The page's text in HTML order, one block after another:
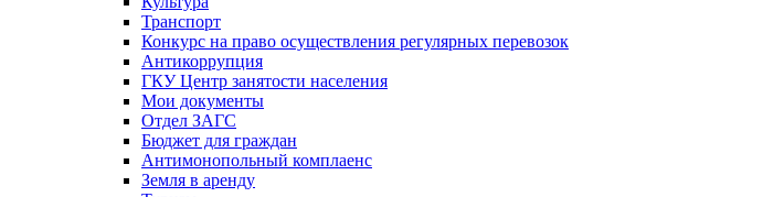
Транспорт
Конкурс на право осуществления регулярных перевозок
Антикоррупция
ГКУ Центр занятости населения
Мои документы
Отдел ЗАГС
Бюджет для граждан
Антимонопольный комплаенс
Земля в аренду